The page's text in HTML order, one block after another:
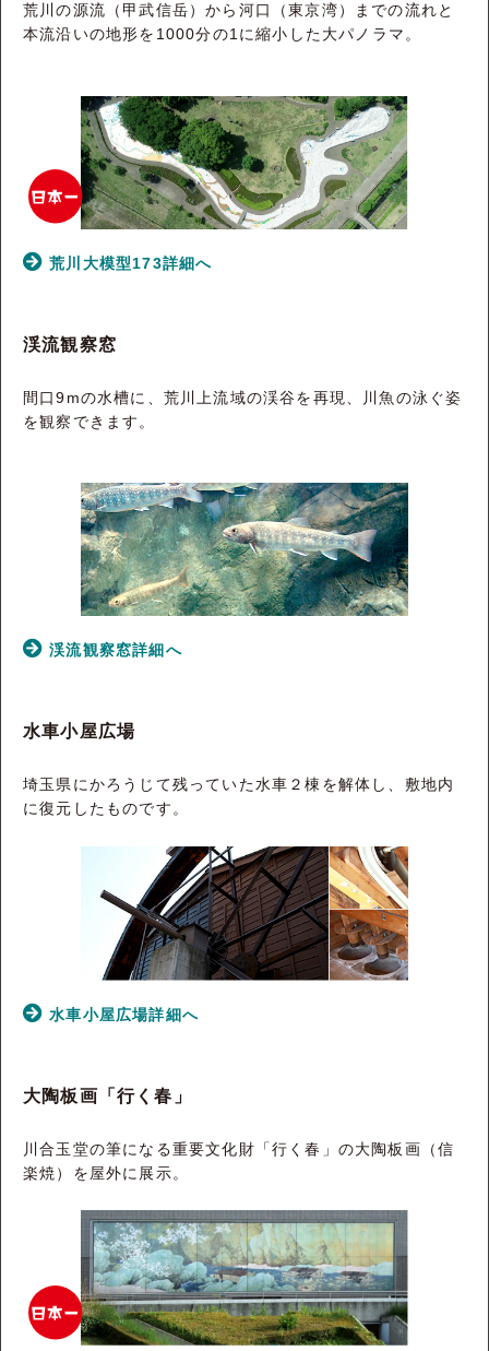
荒川の源流（甲武信岳）から河口（東京湾）までの流れと
本流沿いの地形を1000分の1に縮小した大パノラマ。
荒川大模型173詳細へ
渓流観察窓
間口9mの水槽に、荒川上流域の渓谷を再現、川魚の泳ぐ姿
を観察できます。
渓流観察窓詳細へ
水車小屋広場
埼玉県にかろうじて残っていた水車２棟を解体し、敷地内
に復元したものです。
水車小屋広場詳細へ
大陶板画「行く春」
川合玉堂の筆になる重要文化財「行く春」の大陶板画（信
楽焼）を屋外に展示。